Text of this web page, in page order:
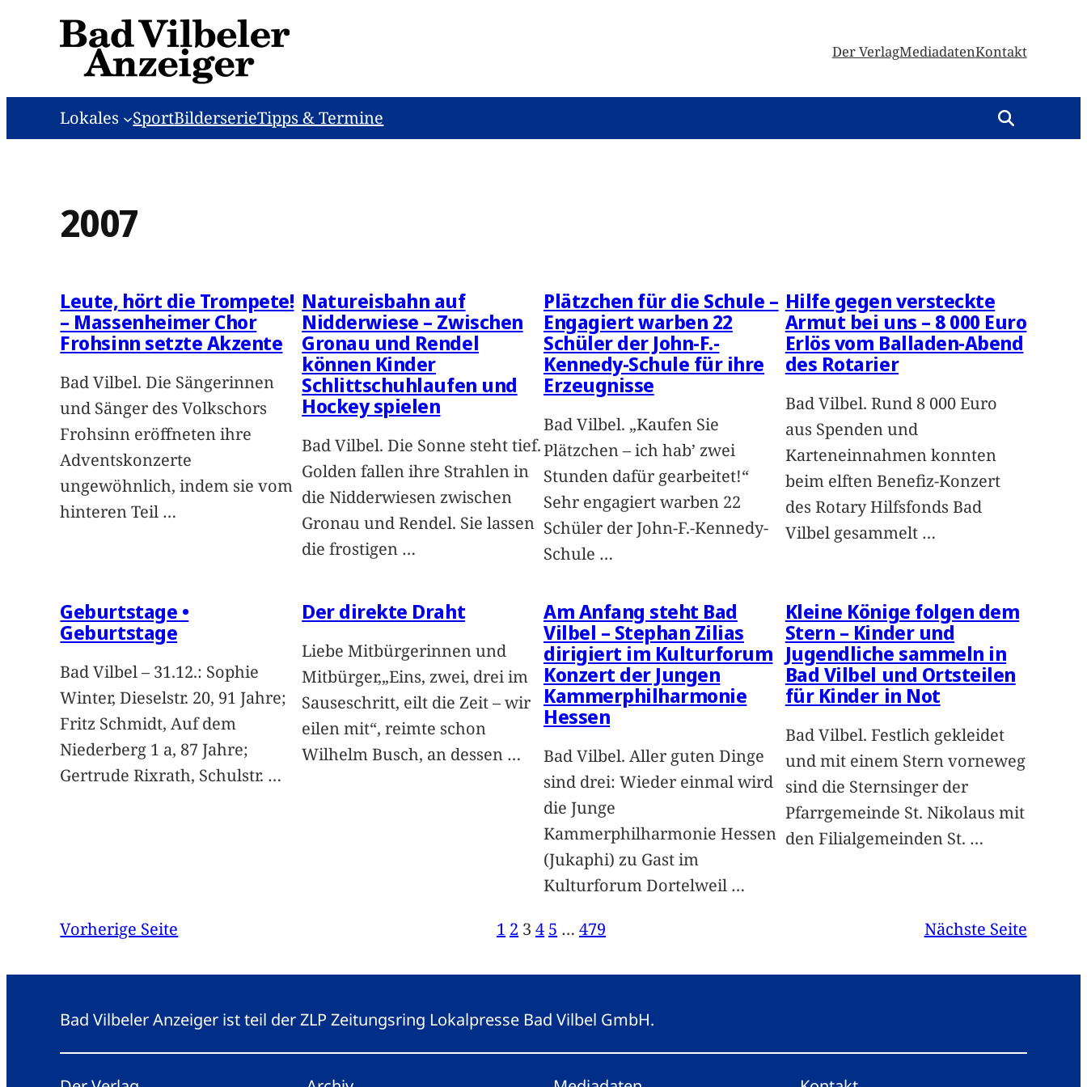
Der VerlagMediadatenKontakt
Lokales SportBilderserieTipps & Termine
2007
Leute, hört die Trompete!
– Massenheimer Chor
Frohsinn setzte Akzente
Bad Vilbel. Die Sängerinnen
und Sänger des Volkschors
Frohsinn eröffneten ihre
Adventskonzerte
ungewöhnlich, indem sie vom
hinteren Teil …
Natureisbahn auf
Nidderwiese – Zwischen
Gronau und Rendel
können Kinder
Schlittschuhlaufen und
Hockey spielen
Bad Vilbel. Die Sonne steht tief.
Golden fallen ihre Strahlen in
die Nidderwiesen zwischen
Gronau und Rendel. Sie lassen
die frostigen …
Plätzchen für die Schule –
Engagiert warben 22
Schüler der John-F.-
Kennedy-Schule für ihre
Erzeugnisse
Bad Vilbel. „Kaufen Sie
Plätzchen – ich hab’ zwei
Stunden dafür gearbeitet!“
Sehr engagiert warben 22
Schüler der John-F.-Kennedy-
Schule …
Hilfe gegen versteckte
Armut bei uns – 8 000 Euro
Erlös vom Balladen-Abend
des Rotarier
Bad Vilbel. Rund 8 000 Euro
aus Spenden und
Karteneinnahmen konnten
beim elften Benefiz-Konzert
des Rotary Hilfsfonds Bad
Vilbel gesammelt …
Geburtstage •
Geburtstage
Bad Vilbel – 31.12.: Sophie
Winter, Dieselstr. 20, 91 Jahre;
Fritz Schmidt, Auf dem
Niederberg 1 a, 87 Jahre;
Gertrude Rixrath, Schulstr. …
Der direkte Draht
Liebe Mitbürgerinnen und
Mitbürger,„Eins, zwei, drei im
Sauseschritt, eilt die Zeit – wir
eilen mit“, reimte schon
Wilhelm Busch, an dessen …
Am Anfang steht Bad
Vilbel – Stephan Zilias
dirigiert im Kulturforum
Konzert der Jungen
Kammerphilharmonie
Hessen
Bad Vilbel. Aller guten Dinge
sind drei: Wieder einmal wird
die Junge
Kammerphilharmonie Hessen
(Jukaphi) zu Gast im
Kulturforum Dortelweil …
Kleine Könige folgen dem
Stern – Kinder und
Jugendliche sammeln in
Bad Vilbel und Ortsteilen
für Kinder in Not
Bad Vilbel. Festlich gekleidet
und mit einem Stern vorneweg
sind die Sternsinger der
Pfarrgemeinde St. Nikolaus mit
den Filialgemeinden St. …
Vorherige Seite 1 2 3 4 5 … 479 Nächste Seite
Bad Vilbeler Anzeiger ist teil der ZLP Zeitungsring Lokalpresse Bad Vilbel GmbH.